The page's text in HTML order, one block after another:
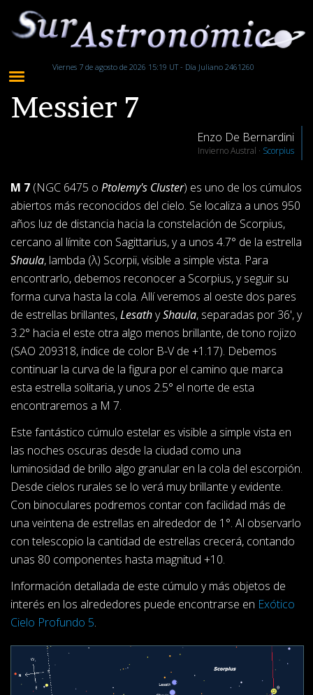
Viernes 7 de agosto de 2026 15:19 UT - Día Juliano 2461260
Messier 7
Enzo De Bernardini
Invierno Austral · Scorpius
M 7 (NGC 6475 o Ptolemy's Cluster) es uno de los cúmulos
abiertos más reconocidos del cielo. Se localiza a unos 950
años luz de distancia hacia la constelación de Scorpius,
cercano al límite con Sagittarius, y a unos 4.7° de la estrella
Shaula, lambda (λ) Scorpii, visible a simple vista. Para
encontrarlo, debemos reconocer a Scorpius, y seguir su
forma curva hasta la cola. Allí veremos al oeste dos pares
de estrellas brillantes,LesathyShaula, separadas por 36', y
3.2° hacia el este otra algo menos brillante, de tono rojizo
(SAO 209318, índice de color B-V de +1.17). Debemos
continuar la curva de la figura por el camino que marca
esta estrella solitaria, y unos 2.5° el norte de esta
encontraremos a M 7.
Este fantástico cúmulo estelar es visible a simple vista en
las noches oscuras desde la ciudad como una
luminosidad de brillo algo granular en la cola del escorpión.
Desde cielos rurales se lo verá muy brillante y evidente.
Con binoculares podremos contar con facilidad más de
una veintena de estrellas en alrededor de 1°. Al observarlo
con telescopio la cantidad de estrellas crecerá, contando
unas 80 componentes hasta magnitud +10.
Información detallada de este cúmulo y más objetos de
interés en los alrededores puede encontrarse en Exótico
Cielo Profundo 5.